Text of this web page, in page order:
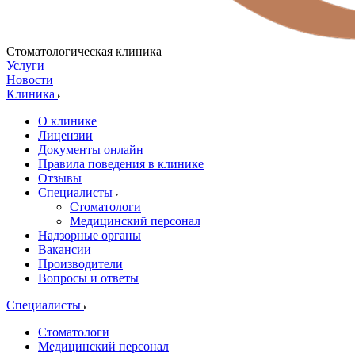
Стоматологическая клиника
Услуги
Новости
Клиника
О клинике
Лицензии
Документы онлайн
Правила поведения в клинике
Отзывы
Специалисты
Стоматологи
Медицинский персонал
Надзорные органы
Вакансии
Производители
Вопросы и ответы
Специалисты
Стоматологи
Медицинский персонал